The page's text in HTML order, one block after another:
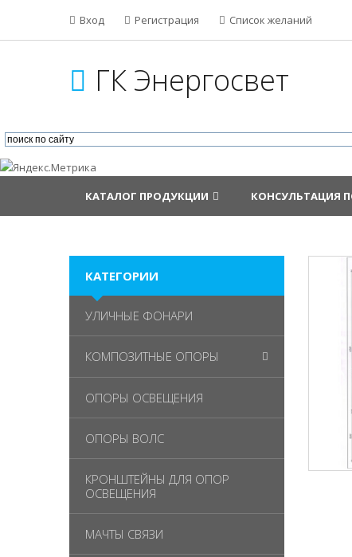
Вход Регистрация Список желаний
ГК Энергосвет
КАТАЛОГ ПРОДУКЦИИ КОНСУЛЬТАЦИЯ
КАТЕГОРИИ
УЛИЧНЫЕ ФОНАРИ
КОМПОЗИТНЫЕ ОПОРЫ
ОПОРЫ ОСВЕЩЕНИЯ
ОПОРЫ ВОЛС
КРОНШТЕЙНЫ ДЛЯ ОПОР
ОСВЕЩЕНИЯ
МАЧТЫ СВЯЗИ